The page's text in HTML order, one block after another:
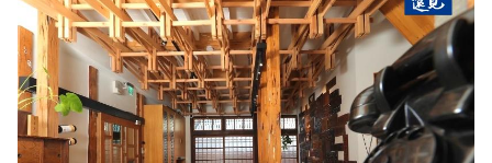
胡華勝 加入追蹤